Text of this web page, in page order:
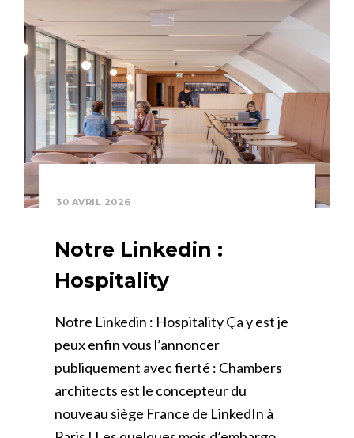
30 AVRIL 2026
Notre Linkedin :
Hospitality
Notre Linkedin : Hospitality Ça y est je
peux enfin vous l’annoncer
publiquement avec fierté : Chambers
architects est le concepteur du
nouveau siège France de LinkedIn à